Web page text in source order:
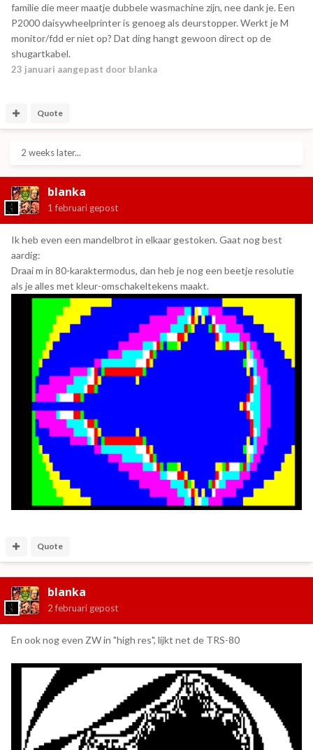
familie die meer maatje dubbele wasmachine zijn, nee dank je. Een
P2000 daisywheelprinter is genoeg als deurstopper. Werkt je M
monitor/fdd er niet op? Dat ding hangt gewoon direct op de
shugartkabel.
23 januari aangepast door blanka
Quote
2 weeks later...
blanka
1 februari gepost
Ik heb even een mandelbrot in elkaar gestoken. Gaat nog best
aardig:
Draai m in 80-karaktermodus, dan heb je nog een beetje resolutie
als je alles met kleur-omschakeltekens maakt.
Quote
blanka
2 februari gepost
En ook nog even ZW in "high res", lijkt net de TRS-80